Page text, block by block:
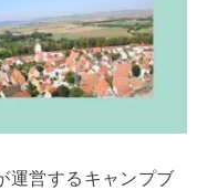
運営するキャンプブ